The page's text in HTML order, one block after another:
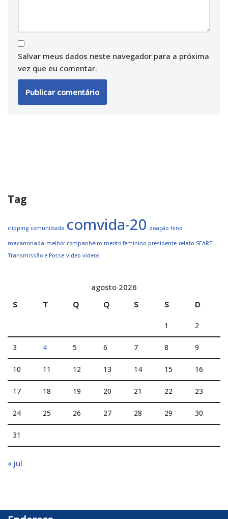
Salvar meus dados neste navegador para a próxima
vez que eu comentar.
Tag
clipping comunidade comvida-20 doação hino
macarronada melhor companheiro merito feminino presidente relato SEART
Transmissão e Posse video videos
agosto 2026
S
T Q Q S S D
1 2
3 4 5 6 7 8 9
10 11 12 13 14 15 16
17 18 19 20 21 22 23
24 25 26 27 28 29 30
31
« jul